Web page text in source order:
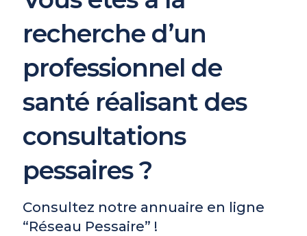
recherche d’un
professionnel de
santé réalisant des
consultations
pessaires ?
Consultez notre annuaire en ligne
“Réseau Pessaire” !